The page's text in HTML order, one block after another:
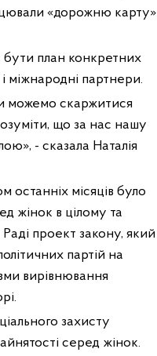
«дорожню карту»
план конкретних
і міжнародні партнери.
можемо скаржитися
що за нас нашу
- сказала Наталія
останніх місяців було
жінок в цілому та
проект закону, який
партій на
вирівнювання
захисту
серед жінок.